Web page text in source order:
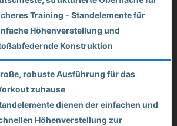
Training - Standelemente für
Höhenverstellung und
Konstruktion
robuste Ausführung für das
zuhause
dienen der einfachen und
Höhenverstellung zur